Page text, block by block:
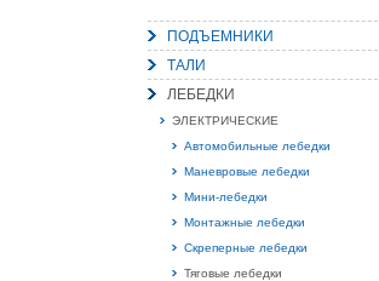
ПОДЪЕМНИКИ
ТАЛИ
ЛЕБЕДКИ
ЭЛЕКТРИЧЕСКИЕ
Автомобильные лебедки
Маневровые лебедки
Мини-лебедки
Монтажные лебедки
Скреперные лебедки
Тяговые лебедки